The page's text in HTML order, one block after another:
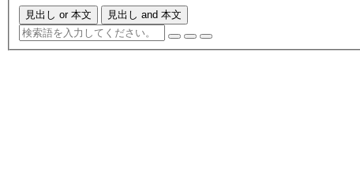
見出し or 本文 見出し and 本文